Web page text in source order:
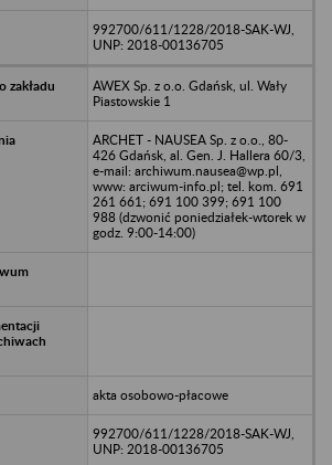
992700/611/1228/2018-SAK-WJ,
UNP: 2018-00136705
AWEX Sp. z o.o. Gdańsk, ul. Wały
Piastowskie 1
ARCHET - NAUSEA Sp. z o.o., 80-
426 Gdańsk, al. Gen. J. Hallera 60/3,
e-mail: archiwum.nausea@wp.pl,
www: arciwum-info.pl; tel. kom. 691
261 661; 691 100 399; 691 100
988 (dzwonić poniedziałek-wtorek w
godz. 9:00-14:00)
akta osobowo-płacowe
992700/611/1228/2018-SAK-WJ,
UNP: 2018-00136705